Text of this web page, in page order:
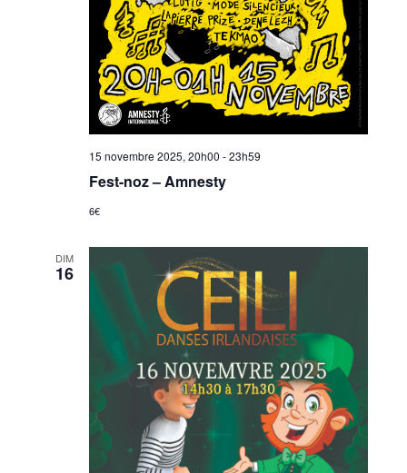
15 novembre 2025, 20h00 -23h59
Fest-noz – Amnesty
6€
DIM
16